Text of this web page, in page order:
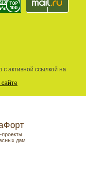
с активной ссылкой на
проекты
дам